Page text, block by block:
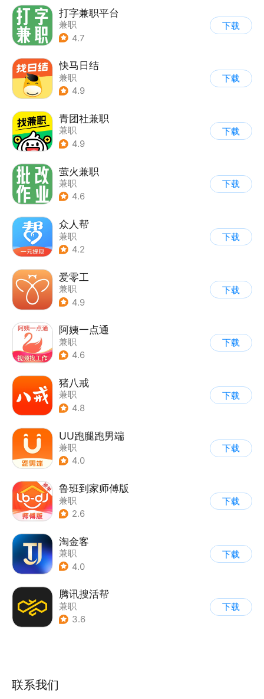
打字兼职平台
兼职
4.7
下载
快马日结
兼职
4.9
下载
青团社兼职
兼职
4.9
下载
萤火兼职
兼职
4.6
下载
众人帮
兼职
4.2
下载
爱零工
兼职
4.9
下载
阿姨一点通
兼职
4.6
下载
猪八戒
兼职
4.8
下载
UU跑腿跑男端
兼职
4.0
下载
鲁班到家师傅版
兼职
2.6
下载
淘金客
兼职
4.0
下载
腾讯搜活帮
兼职
3.6
下载
联系我们